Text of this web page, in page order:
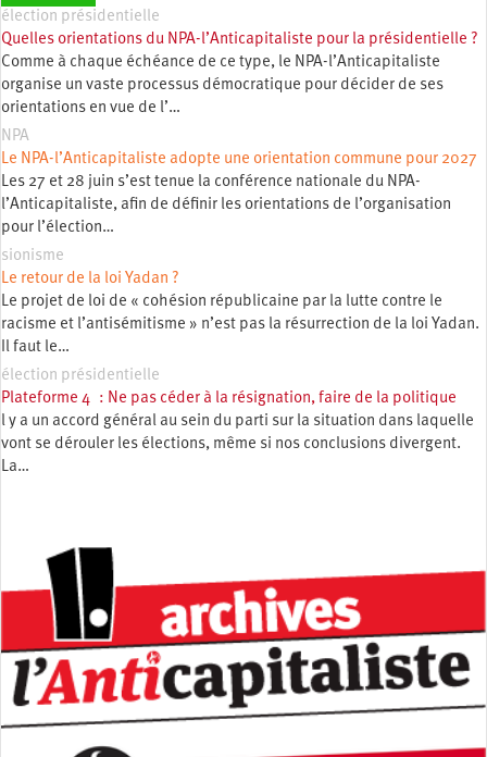
élection présidentielle
Quelles orientations du NPA-l’Anticapitaliste pour la présidentielle ?
Comme à chaque échéance de ce type, le NPA-l’Anticapitaliste
organise un vaste processus démocratique pour décider de ses
orientations en vue de l’…
NPA
Le NPA-l’Anticapitaliste adopte une orientation commune pour 2027
Les 27 et 28 juin s’est tenue la conférence nationale du NPA-
l’Anticapitaliste, afin de définir les orientations de l’organisation
pour l’élection…
sionisme
Le retour de la loi Yadan ?
Le projet de loi de « cohésion républicaine par la lutte contre le
racisme et l’antisémitisme » n’est pas la résurrection de la loi Yadan.
Il faut le…
élection présidentielle
Plateforme 4 : Ne pas céder à la résignation, faire de la politique
l y a un accord général au sein du parti sur la situation dans laquelle
vont se dérouler les élections, même si nos conclusions divergent.
La…